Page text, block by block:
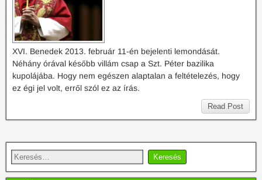
XVI. Benedek 2013. február 11-én bejelenti lemondását.
Néhány órával később villám csap a Szt. Péter bazilika
kupolájába. Hogy nem egészen alaptalan a feltételezés, hogy
ez égi jel volt, erről szól ez az írás.
Read Post